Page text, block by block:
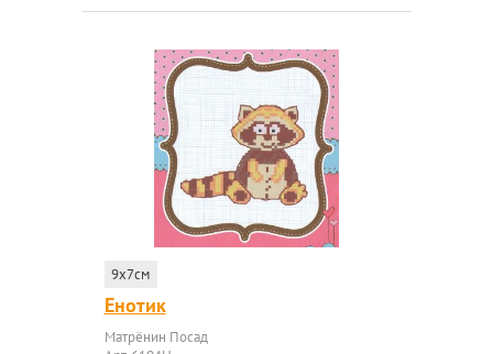
9x7см
Енотик
Матрёнин Посад